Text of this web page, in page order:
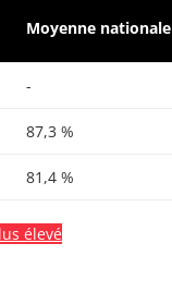
Moyenne nationale
-
87,3 %
81,4 %
élevé